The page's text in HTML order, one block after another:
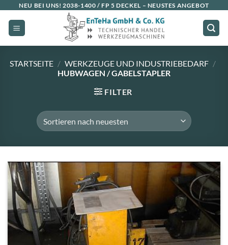
Inhalt
springen
NEU BEI UNS! 2038-1400 / FP 5 DECKEL – NEUSTES ANGEBOT
STARTSEITE / WERKZEUGE UND INDUSTRIEBEDARF /
HUBWAGEN / GABELSTAPLER
FILTER